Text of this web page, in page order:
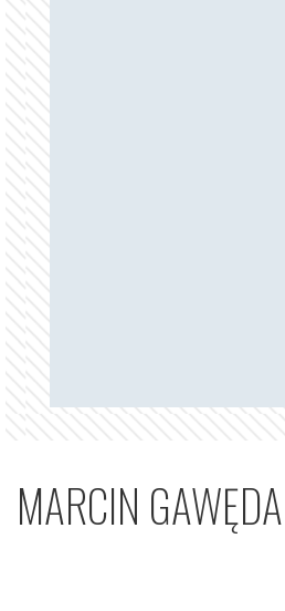
MARCIN GAWĘDA